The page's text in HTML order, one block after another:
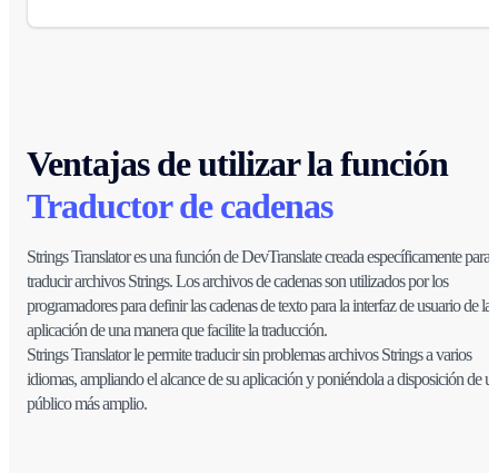
Ventajas de utilizar la función
Traductor de cadenas
Strings Translator es una función de DevTranslate creada específicamente para
traducir archivos Strings. Los archivos de cadenas son utilizados por los
programadores para definir las cadenas de texto para la interfaz de usuario de la
aplicación de una manera que facilite la traducción.
Strings Translator le permite traducir sin problemas archivos Strings a varios
idiomas, ampliando el alcance de su aplicación y poniéndola a disposición de
público más amplio.